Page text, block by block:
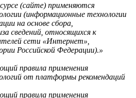
(сайте) применяются
(информационные технологии
на основе сбора,
сведений, относящихся к
сети «Интернет»,
Российской Федерации).»
правила применения
от платформы рекомендаций
правила применения